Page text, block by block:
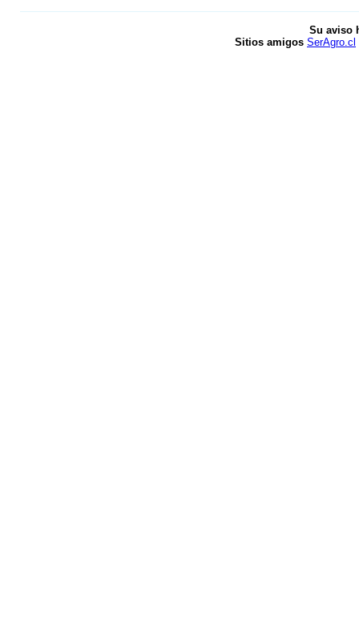
Su aviso
Sitios amigos SerAgro.cl